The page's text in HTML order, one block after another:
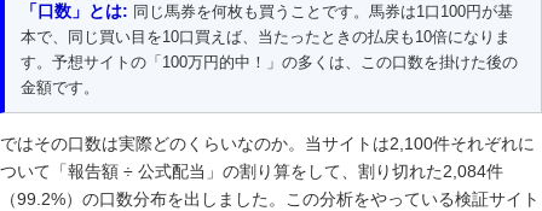
「口数」とは: 同じ馬券を何枚も買うことです。馬券は1口100円が基
本で、同じ買い目を10口買えば、当たったときの払戻も10倍になりま
す。予想サイトの「100万円的中！」の多くは、この口数を掛けた後の
金額です。
ではその口数は実際どのくらいなのか。当サイトは2,100件それぞれに
ついて「報告額 ÷ 公式配当」の割り算をして、割り切れた2,084件
（99.2%）の口数分布を出しました。この分析をやっている検証サイト